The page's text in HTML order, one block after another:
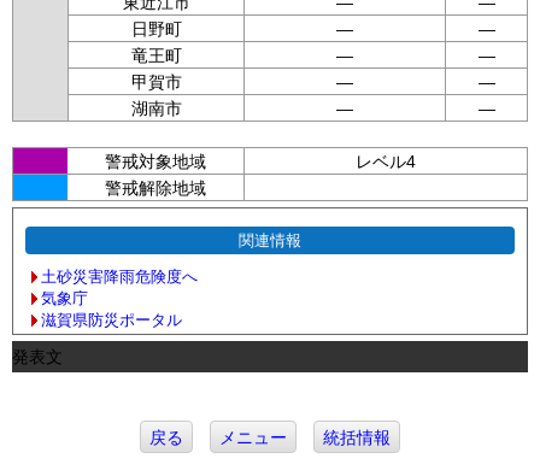
日野町
—
—
竜王町
—
—
甲賀市
—
—
湖南市
— —
警戒対象地域
レベル4
警戒解除地域
関連情報
土砂災害降雨危険度へ
気象庁
滋賀県防災ポータル
発表文
戻る メニュー 統括情報